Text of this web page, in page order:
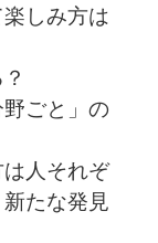
しみ方は
ごと」の
人それぞ
たな発見